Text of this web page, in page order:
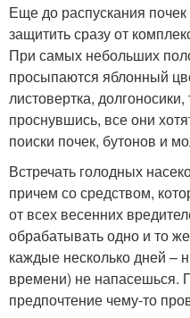
Еще до распускания
защитить сразу от
При самых небольших
просыпаются яблонный
листовертка,
проснувшись, все они
поиски почек, бутонов и
Встречать голодных
причем со средством,
от всех весенних
обрабатывать одно и то
каждые несколько дней –
времени) не напасешься.
предпочтение чему-то